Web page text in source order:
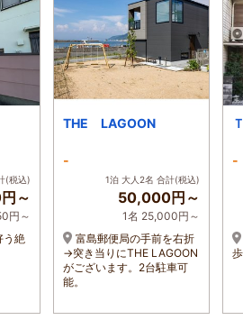
(税込)
～
円～
う絶
THE LAGOON
-
1泊 大人2名 合計(税込)
50,000円～
1名 25,000円～
富島郵便局の手前を右折
→突き当りにTHE LAGOON
がございます。2台駐車可
能。
-